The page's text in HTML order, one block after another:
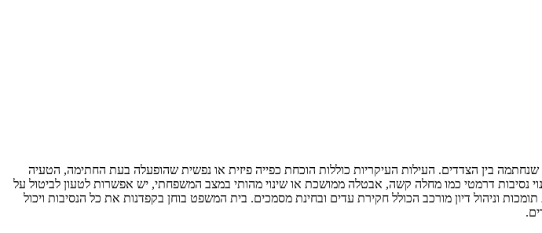
בין הצדדים. העילות העיקריות כוללות הוכחת כפייה פיזית או נפשית שהופעלה בעת החתימה, הטעיה
נסיבות דרמטי כמו מחלה קשה, אבטלה ממושכת או שינוי מהותי במצב המשפחתי, יש אפשרות לטעון לביטול על
וניהול דיון מורכב הכולל חקירת עדים ובחינת מסמכים. בית המשפט בוחן בקפדנות את כל הנסיבות ויכול